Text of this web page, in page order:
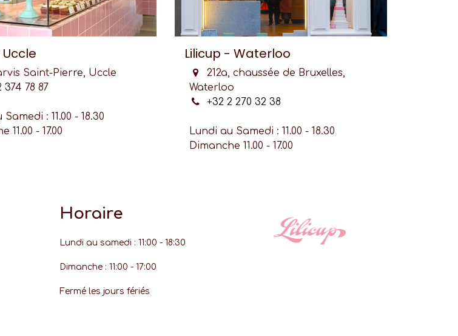
Saint-Pierre, Uccle
374 78 87
: 11.00 - 18.30
11.00 - 17.00
Lilicup - Waterloo
212a, chaussée de Bruxelles,
Waterloo
+32 2 270 32 38
Lundi au Samedi : 11.00 - 18.30
Dimanche 11.00 - 17.00
Horaire
Lundi au samedi : 11:00 - 18:30
Dimanche : 11:00 - 17:00
Fermé les jours fériés